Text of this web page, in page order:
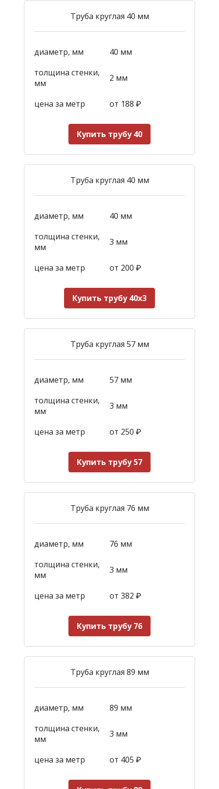
Труба круглая 40 мм
диаметр, мм
40 мм
толщина стенки,
мм
2 мм
цена за метр от 188 ₽
Купить трубу 40
Труба круглая 40 мм
диаметр, мм
40 мм
толщина стенки,
мм
3 мм
цена за метр от 200 ₽
Купить трубу 40х3
Труба круглая 57 мм
диаметр, мм
57 мм
толщина стенки,
мм
3 мм
цена за метр от 250 ₽
Купить трубу 57
Труба круглая 76 мм
диаметр, мм
76 мм
толщина стенки,
мм
3 мм
цена за метр от 382 ₽
Купить трубу 76
Труба круглая 89 мм
диаметр, мм
89 мм
толщина стенки,
мм
3 мм
цена за метр от 405 ₽